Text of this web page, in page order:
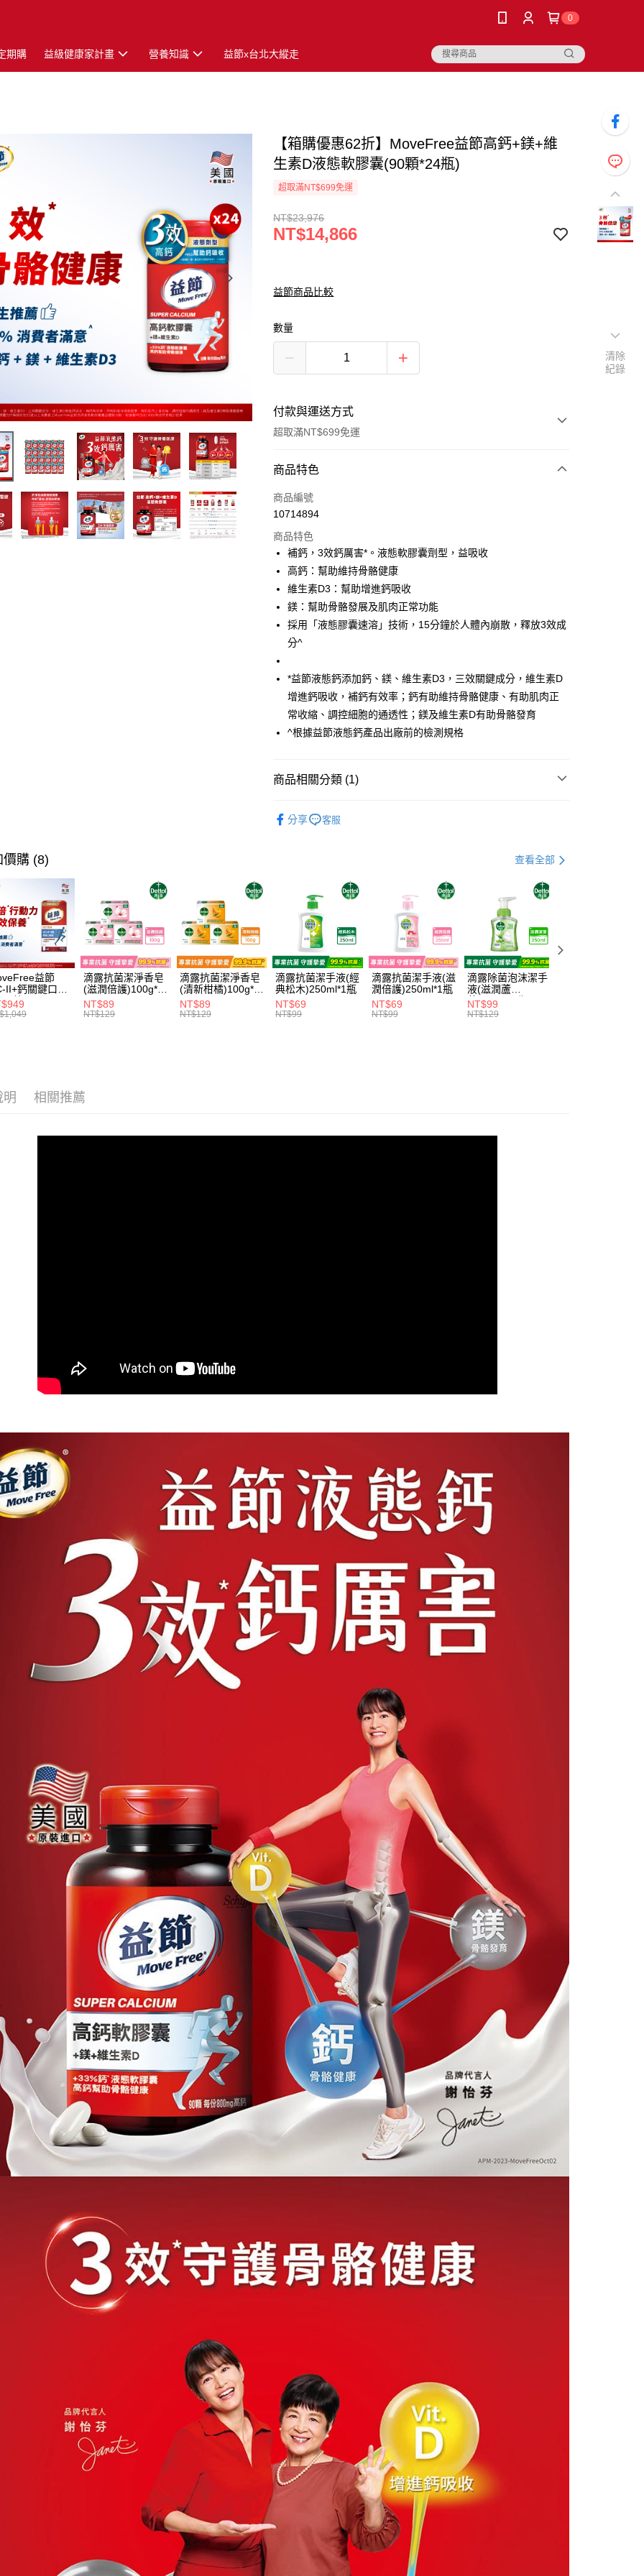
0
期購 益級健康家計畫 營養知識 益節x台北大縱走
【箱購優惠62折】MoveFree益節高鈣+鎂+維
生素D液態軟膠囊(90顆*24瓶)
超取滿NT$699免運
NT$23,976
NT$14,866
益節商品比較
數量
付款與運送方式
超取滿NT$699免運
付款方式
信用卡一次付款
LINE Pay
Apple Pay
悠遊付
全盈+PAY
相關說明
【大哥付你分期使用說明】
1.本服務由台灣大哥大提供，台灣大哥大用戶可立即使用無須另外申請。
2.付款方式選擇「大哥付你分期」，訂單成立後會自動跳轉到大哥付的交易
完成交易。
消。如遇「轉專審核」未通過狀況，表示未達大哥付你分期系統評分，恕
1.分期款項不併入電信帳單，「大哥付你分期」於每月結算日後寄送繳費提
醒簡訊。
1.本服務係由「台灣大哥大股份有限公司」（以下簡稱本公司）所提供，讓
用戶於交易時，得透過本服務購買商品或服務，並由商店將買賣／分期付
款買賣價金債權讓與本公司後，依約使用本公司帳單繳交帳款。
2.基於同意付款使用「大哥付你分期」之契約關係目的，商店將以您的個人
資料（包含姓名、電話或地址）提供予台灣大哥大進項蒐集、處理及利
用，由本公司與您本人進行分期帳單所需資料之確認、核對及更正。
3.完整用戶服務條款，請詳閱以下連結：https://oppay.tw/userRule
AFTEE先享後付
相關說明
【關於「AFTEE先享後付」】
AFTEE先享後付是「在收到商品之後才付款」的支付方式。 讓您購物簡單
２．便利：只要手機號碼，簡訊認證，即可結帳。
【「AFTEE先享後付」結帳流程】
／ATM／網路銀行／等多元方式進行付款，方視為交易完成。
※ 請注意：結帳手續完成當下不需立刻繳費，但若您需要取消訂單，請聯
絡購買商品的店家。未經商家同意取消之訂單仍視為有效，需透過AFTEE
先享後付繳納相關費用。
※ 交易是否成功請以「AFTEE先享後付 」之結帳頁面顯示為準，若有關於
是否繳費成功／繳費後需取消欲退款等相關疑問，請聯繫「AFTEE先享後
付客戶支援中心」https://netprotections.freshdesk.com/support/home
【注意事項】
１．透過由恩沛科技股份有限公司提供之「AFTEE先享後付」服務完成之
交易，需依本服務之必要範圍內提供個人資料，並將交易相關給付款項請
ATM付款
運送方式
全家取貨付款
7-11取貨付款
每筆NT$60，滿NT$999(含以上)免運費
付款後7-11取貨
每筆NT$60，滿NT$999(含以上)免運費
宅配
每筆NT$100，滿NT$899(含以上)免運費
商品特色
商品編號
10714894
商品特色
補鈣，3效鈣厲害*。液態軟膠囊劑型，益吸收
高鈣：幫助維持骨骼健康
維生素D3：幫助增進鈣吸收
鎂：幫助骨骼發展及肌肉正常功能
採用「液態膠囊速溶」技術，15分鐘於人體內崩散，釋放3效成
分^
*益節液態鈣添加鈣、鎂、維生素D3，三效關鍵成分，維生素D
增進鈣吸收，補鈣有效率；鈣有助維持骨骼健康、有助肌肉正
常收縮、調控細胞的通透性；鎂及維生素D有助骨骼發育
^根據益節液態鈣產品出廠前的檢測規格
商品相關分類 (1)
分享
客服
價購 (8) 查看全部
益節
II+鈣關鍵口嚼
錠)
滴露抗菌潔淨香皂
(滋潤倍護)100g*3
入
NT$89
NT$129
滴露抗菌潔淨香皂
(清新柑橘)100g*3
入
NT$89
NT$129
滴露抗菌潔手液(經
典松木)250ml*1瓶
NT$69
NT$99
滴露抗菌潔手液(滋
潤倍護)250ml*1瓶
NT$69
NT$99
滴露除菌泡沫潔手
液(滋潤蘆
薈)250ml*1瓶
NT$99
NT$129
明 相關推薦
清除
紀錄